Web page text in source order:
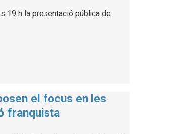
19 h la presentació pública de
el focus en les
franquista